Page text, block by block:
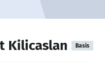
Kilicaslan Basis